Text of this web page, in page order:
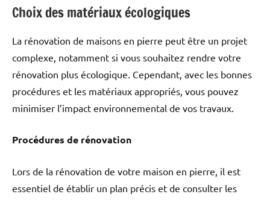
Choix des matériaux écologiques
La rénovation de maisons en pierre peut être un projet
complexe, notamment si vous souhaitez rendre votre
rénovation plus écologique. Cependant, avec les bonnes
procédures et les matériaux appropriés, vous pouvez
minimiser l’impact environnemental de vos travaux.
Procédures de rénovation
Lors de la rénovation de votre maison en pierre, il est
essentiel de établir un plan précis et de consulter les